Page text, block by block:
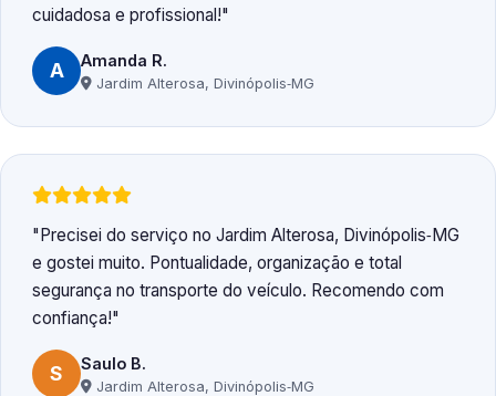
cuidadosa e profissional!
A Amanda R.
Jardim Alterosa, Divinópolis‑MG
Precisei do serviço no Jardim Alterosa, Divinópolis‑MG
e gostei muito. Pontualidade, organização e total
segurança no transporte do veículo. Recomendo com
confiança!
S Saulo B.
Jardim Alterosa, Divinópolis‑MG